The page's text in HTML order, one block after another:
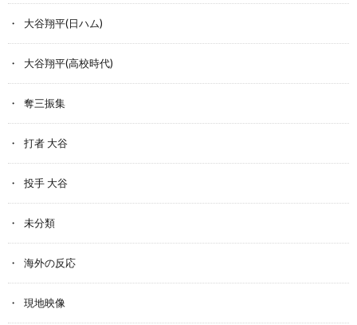
大谷翔平(日ハム)
大谷翔平(高校時代)
奪三振集
打者 大谷
投手 大谷
未分類
海外の反応
現地映像